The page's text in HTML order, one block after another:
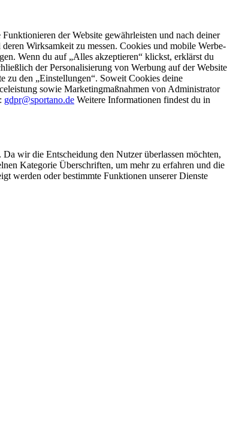
der Website gewährleisten und nach deiner
Wirksamkeit zu messen. Cookies und mobile Werbe-
Wenn du auf „Alles akzeptieren“ klickst, erklärst du
der Personalisierung von Werbung auf der Website
zu den „Einstellungen“. Soweit Cookies deine
sowie Marketingmaßnahmen von Administrator
gdpr@sportano.de Weitere Informationen findest du in
wir die Entscheidung den Nutzer überlassen möchten,
Kategorie Überschriften, um mehr zu erfahren und die
werden oder bestimmte Funktionen unserer Dienste